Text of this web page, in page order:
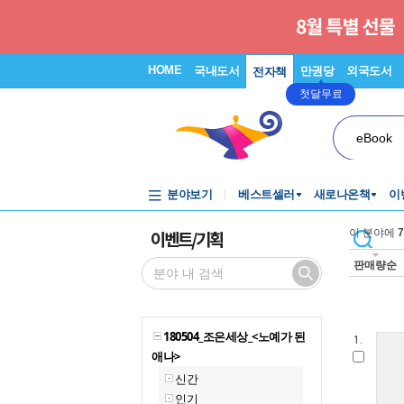
HOME 국내도서 전자책 만권당
첫달무료
외국도서
eBook
분야보기 베스트셀러 새로나온책 이
이벤트/기획
180504_조은세상_<노예가 된
애나>
신간
인기
이 분야에 7
판매량순
1.